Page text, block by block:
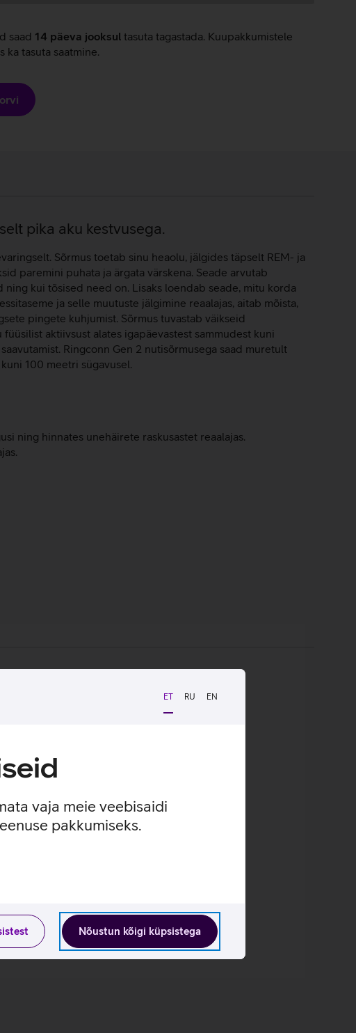
ET RU EN
vaja meie veebisaidi
pakkumiseks.
Nõustun kõigi küpsistega
saad 14 päeva jooksul tasuta tagastada. Kuupakkumistele
ka tasuta saatmine.
pika aku kestvusega.
Sõrmus toetab sinu heaolu, jälgides täpselt REM- ja
paremini puhata ja ärgata värskena. Seade arvutab
kui tõsised need on. Lisaks loendab seade, mitu korda
ja selle muutuste jälgimine reaalajas, aitab mõista,
pingete kuhjumist. Sõrmus tuvastab väikseid
aktiivsust alates igapäevastest sammudest kuni
Ringconn Gen 2 nutisõrmusega saad muretult
100 meetri sügavusel.
ning hinnates unehäirete raskusastet reaalajas.